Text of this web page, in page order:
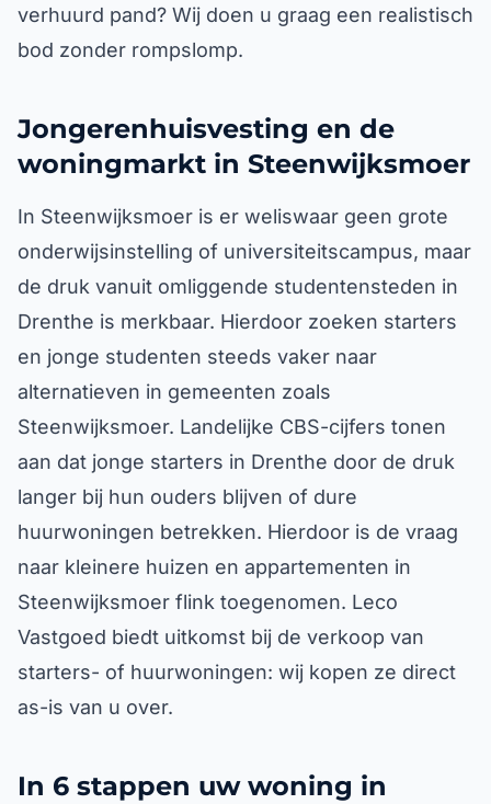
verhuurd pand? Wij doen u graag een realistisch
bod zonder rompslomp.
Jongerenhuisvesting en de
woningmarkt in Steenwijksmoer
In Steenwijksmoer is er weliswaar geen grote
onderwijsinstelling of universiteitscampus, maar
de druk vanuit omliggende studentensteden in
Drenthe is merkbaar. Hierdoor zoeken starters
en jonge studenten steeds vaker naar
alternatieven in gemeenten zoals
Steenwijksmoer. Landelijke CBS-cijfers tonen
aan dat jonge starters in Drenthe door de druk
langer bij hun ouders blijven of dure
huurwoningen betrekken. Hierdoor is de vraag
naar kleinere huizen en appartementen in
Steenwijksmoer flink toegenomen. Leco
Vastgoed biedt uitkomst bij de verkoop van
starters- of huurwoningen: wij kopen ze direct
as-is van u over.
In 6 stappen uw woning in